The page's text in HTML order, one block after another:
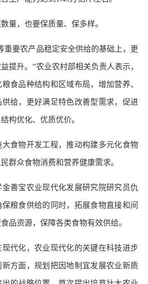
，也要保质量、保多样。
要农产品稳定安全供给的基础上，更
提升。”农业农村部相关负责人表示，
食品种结构和区域布局，增加营养、
给，更好满足特色改善型需求，促进
构优化、优质优价。
物开发工程，推动构建多元化食物
群众食物消费和营养健康需求。
宝农业现代化发展研究院研究员仇
粮食供给的同时，拓展食物直接和间
品资源，保障各类食物有效供给。
化，农业现代化的关键在科技进步
方面，规划把因地制宜发展农业新质